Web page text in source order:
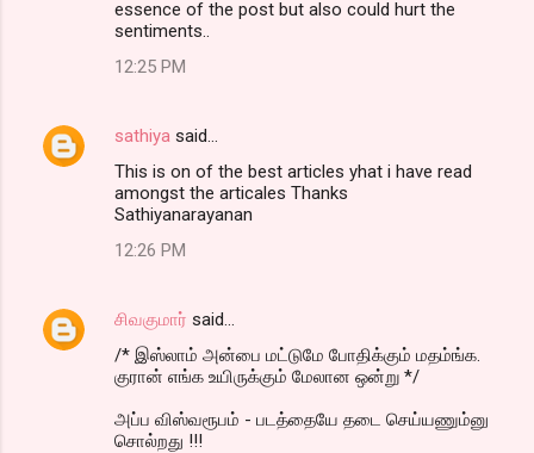
essence of the post but also could hurt the
sentiments..
12:25 PM
sathiya said…
This is on of the best articles yhat i have read
amongst the articales Thanks
Sathiyanarayanan
12:26 PM
சிவகுமார் said…
/* இஸ்லாம் அன்பை மட்டுமே போதிக்கும் மதம்ங்க.
குரான் எங்க உயிருக்கும் மேலான ஒன்று */
அப்ப விஸ்வரூபம் - படத்தையே தடை செய்யணும்னு
சொல்றது !!!